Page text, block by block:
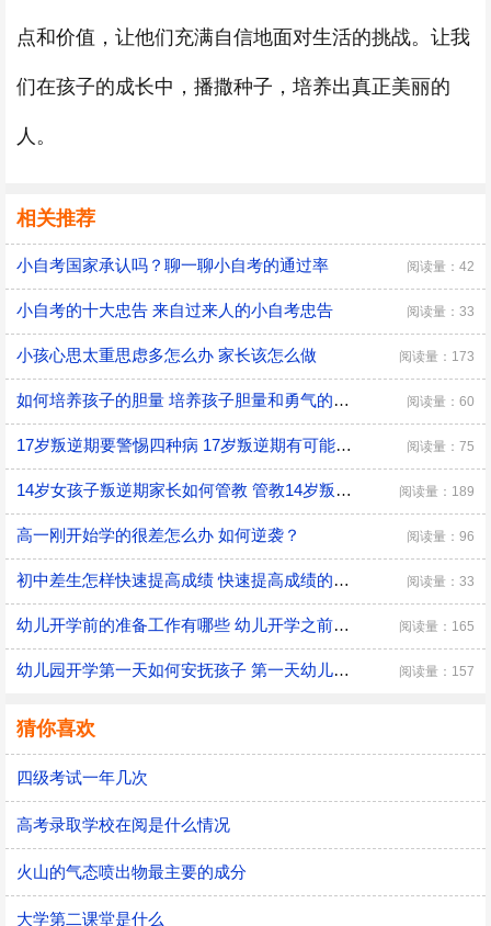
点和价值，让他们充满自信地面对生活的挑战。让我
们在孩子的成长中，播撒种子，培养出真正美丽的
人。
相关推荐
小自考国家承认吗？聊一聊小自考的通过率 阅读量：42
小自考的十大忠告 来自过来人的小自考忠告 阅读量：33
小孩心思太重思虑多怎么办 家长该怎么做 阅读量：173
如何培养孩子的胆量 培养孩子胆量和勇气的方法 阅读量：60
17岁叛逆期要警惕四种病 17岁叛逆期有可能会得什么病 阅读量：75
14岁女孩子叛逆期家长如何管教 管教14岁叛逆期女孩子的方法 阅读量：189
高一刚开始学的很差怎么办 如何逆袭？ 阅读量：96
初中差生怎样快速提高成绩 快速提高成绩的方法介绍 阅读量：33
幼儿开学前的准备工作有哪些 幼儿开学之前具体的准备工作 阅读量：165
幼儿园开学第一天如何安抚孩子 第一天幼儿园开学安抚孩子的注意事项 阅读量：157
猜你喜欢
四级考试一年几次
高考录取学校在阅是什么情况
火山的气态喷出物最主要的成分
大学第二课堂是什么